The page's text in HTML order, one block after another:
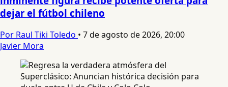
dejar el fútbol chileno
Por Raul Tiki Toledo • 7 de agosto de 2026, 20:00
Javier Mora